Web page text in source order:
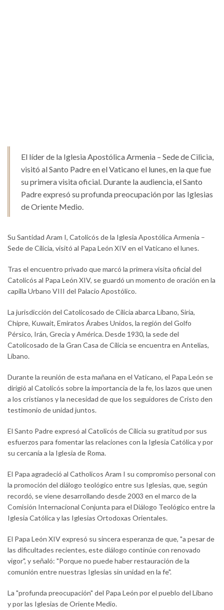
El líder de la Iglesia Apostólica Armenia – Sede de Cilicia,
visitó al Santo Padre en el Vaticano el lunes, en la que fue
su primera visita oficial. Durante la audiencia, el Santo
Padre expresó su profunda preocupación por las Iglesias
de Oriente Medio.
Su Santidad Aram I, Catolicós de la Iglesia Apostólica Armenia –
Sede de Cilicia, visitó al Papa León XIV en el Vaticano el lunes.
Tras el encuentro privado que marcó la primera visita oficial del
Catolicós al Papa León XIV, se guardó un momento de oración en la
capilla Urbano VIII del Palacio Apostólico.
La jurisdicción del Catolicosado de Cilicia abarca Líbano, Siria,
Chipre, Kuwait, Emiratos Árabes Unidos, la región del Golfo
Pérsico, Irán, Grecia y América. Desde 1930, la sede del
Catolicosado de la Gran Casa de Cilicia se encuentra en Antelias,
Líbano.
Durante la reunión de esta mañana en el Vaticano, el Papa León se
dirigió al Catolicós sobre la importancia de la fe, los lazos que unen
a los cristianos y la necesidad de que los seguidores de Cristo den
testimonio de unidad juntos.
El Santo Padre expresó al Catolicós de Cilicia su gratitud por sus
esfuerzos para fomentar las relaciones con la Iglesia Católica y por
su cercanía a la Iglesia de Roma.
El Papa agradeció al Catholicos Aram I su compromiso personal con
la promoción del diálogo teológico entre sus Iglesias, que, según
recordó, se viene desarrollando desde 2003 en el marco de la
Comisión Internacional Conjunta para el Diálogo Teológico entre la
Iglesia Católica y las Iglesias Ortodoxas Orientales.
El Papa León XIV expresó su sincera esperanza de que, "a pesar de
las dificultades recientes, este diálogo continúe con renovado
vigor", y señaló: "Porque no puede haber restauración de la
comunión entre nuestras Iglesias sin unidad en la fe".
La "profunda preocupación" del Papa León por el pueblo del Líbano
y por las Iglesias de Oriente Medio.